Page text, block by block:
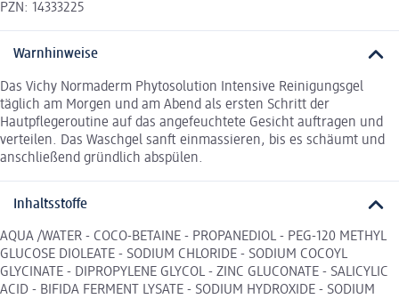
PZN: 14333225
Warnhinweise
Das Vichy Normaderm Phytosolution Intensive Reinigungsgel
täglich am Morgen und am Abend als ersten Schritt der
Hautpflegeroutine auf das angefeuchtete Gesicht auftragen und
verteilen. Das Waschgel sanft einmassieren, bis es schäumt und
anschließend gründlich abspülen.
Inhaltsstoffe
AQUA /WATER - COCO-BETAINE - PROPANEDIOL - PEG-120 METHYL
GLUCOSE DIOLEATE - SODIUM CHLORIDE - SODIUM COCOYL
GLYCINATE - DIPROPYLENE GLYCOL - ZINC GLUCONATE - SALICYLIC
ACID - BIFIDA FERMENT LYSATE - SODIUM HYDROXIDE - SODIUM